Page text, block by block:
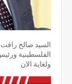
السيد صالح رافت
ولغاية الان